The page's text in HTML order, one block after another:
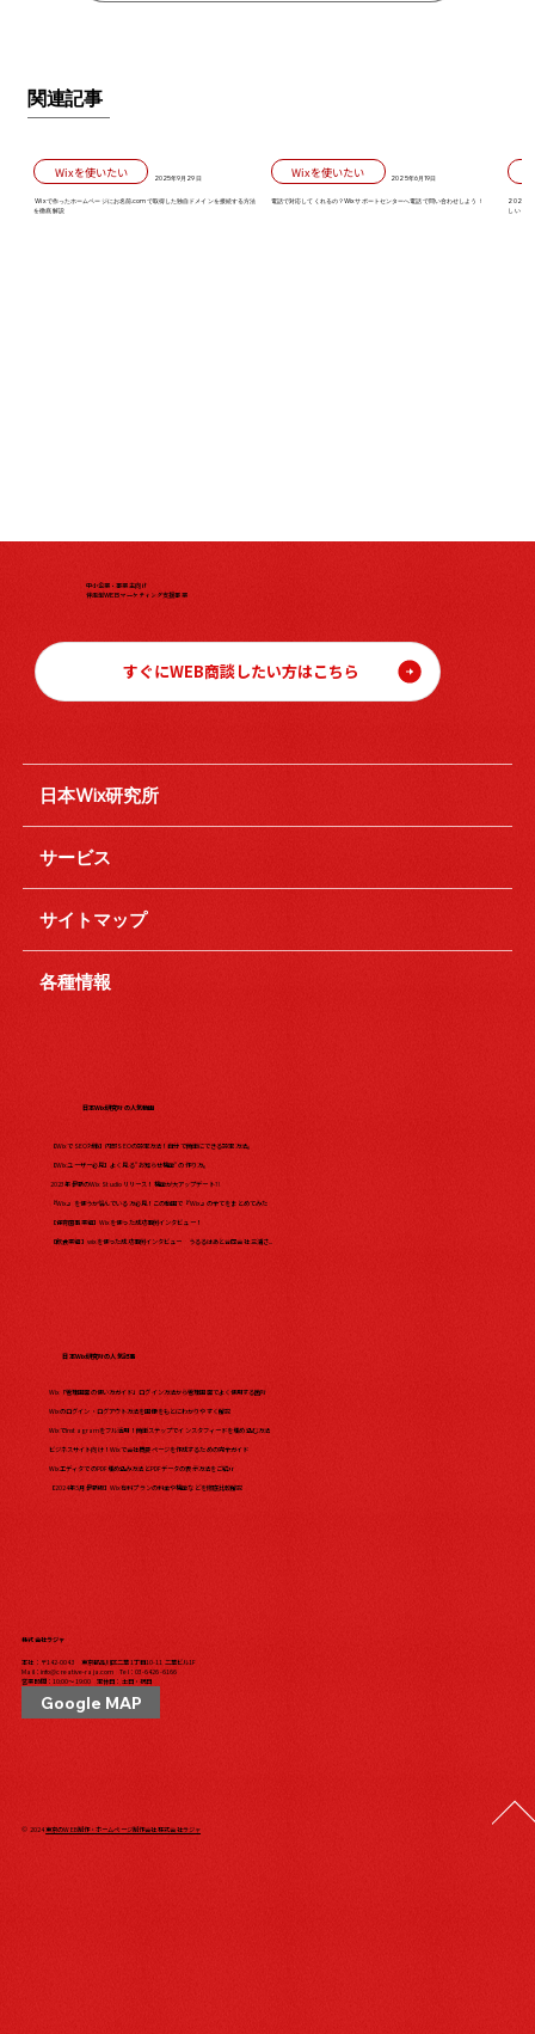
関連記事
Wixを使いたい 2025年9月29日
Wixで作ったホームページにお名前.comで取得した独自ドメインを接続する方法
を徹底解説
Wixを使いたい 2025年6月19日
電話で対応してくれるの？Wixサポートセンターへ電話で問い合わせしよう！
2026年
しい「初
中小企業・事業主向け
伴走型WEBマーケティング支援事業
すぐにWEB商談したい方はこちら
日本Wix研究所の人気動画
【WixでSEO対策】内部SEOの設定方法！自分で簡単にできる設定方法。
【Wixユーザー必見】よく見る"お知らせ機能"の作り方。
2023年最新のWix Studio リリース！機能が大アップデート?!
『Wix』を使うか悩んでいる方必見！この動画で『Wix』の全てをまとめてみた​
【保育園事業編】Wixを使った成功事例インタビュー！
【飲食業編】wixを使った成功事例インタビュー うるるはあと合同会社 三浦さ...
日本Wix研究所の人気記事
Wix「管理画面の使い方ガイド」ログイン方法から管理画面でよく使用する箇所
Wixのログイン・ログアウト方法を画像をもとにわかりやすく解説
WixでInstagramをフル活用！簡単ステップでインスタフィードを埋め込む方法
ビジネスサイト向け！Wixで会社概要ページを作成するための完全ガイド
WixエディタでのPDF埋め込み方法とPDFデータの表示方法をご紹介
【2024年5月最新版】Wix有料プランの料金や機能などを徹底比較解説
株式会社ラジャ
本社：〒142-0043 東京都品川区二葉1丁目10-11 二葉ビル1F
Mail： info@creative-raja.com Tel： 03-6426-6166
営業時間：10:00〜19:00 定休日：土日・祝日
Google MAP
© 2024東京のWEB制作・ホームページ制作会社 株式会社ラジャ
日本Wix研究所
サービス
サイトマップ
各種情報